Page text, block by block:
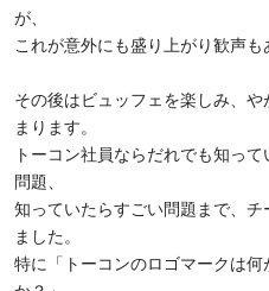
が、
これが意外にも盛り上がり歓声も
その後はビュッフェを楽しみ、
まります。
トーコン社員ならだれでも知っ
問題、
知っていたらすごい問題まで、
ました。
特に「トーコンのロゴマークは